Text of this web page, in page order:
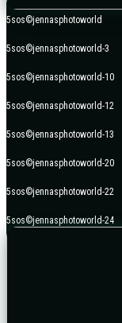
5sos©jennasphotoworld
5sos©jennasphotoworld-3
5sos©jennasphotoworld-10
5sos©jennasphotoworld-12
5sos©jennasphotoworld-13
5sos©jennasphotoworld-20
5sos©jennasphotoworld-22
5sos©jennasphotoworld-24